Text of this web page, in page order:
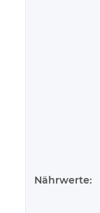
Nährwerte: